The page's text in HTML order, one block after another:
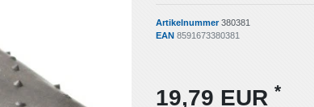
Artikelnummer380381
EAN 8591673380381
19,79 EUR *